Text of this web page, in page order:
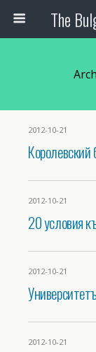
2012-10-21
2012-10-21
20 условия
2012-10-21
2012-10-21